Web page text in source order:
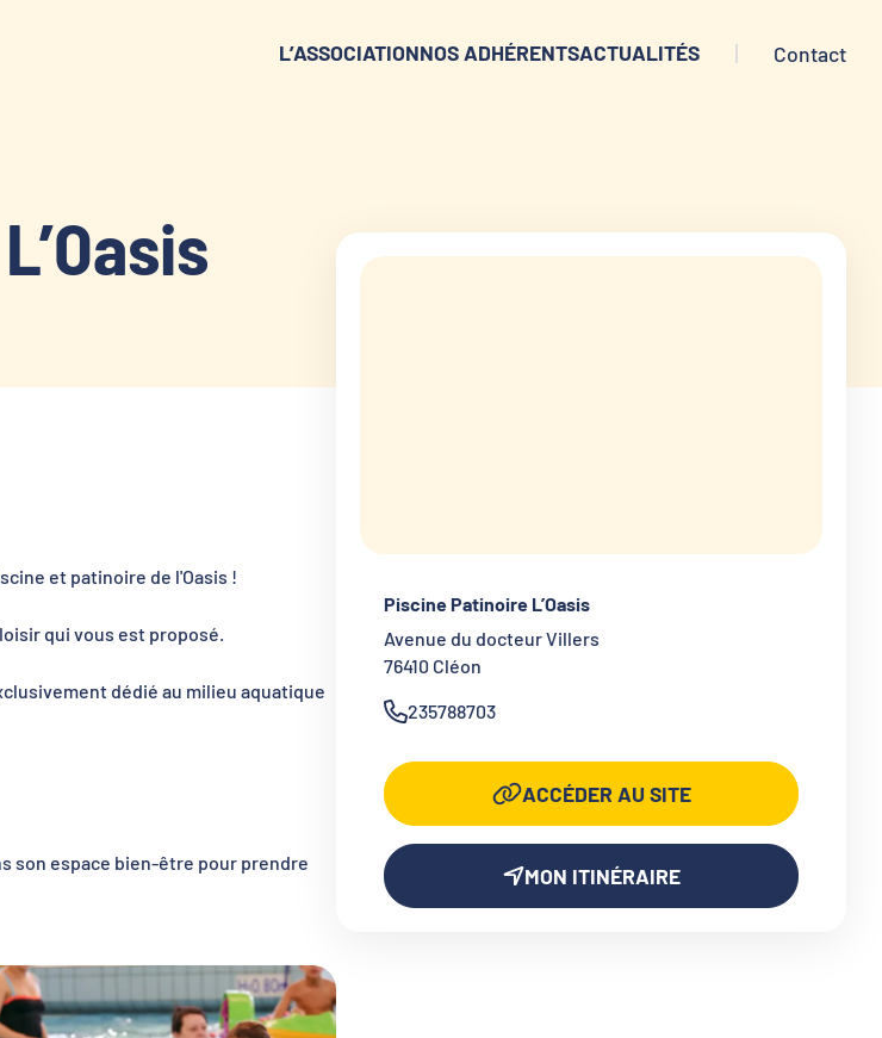
L’ASSOCIATIONNOS ADHÉRENTSACTUALITÉS Contact
et patinoire de l'Oasis !
qui vous est proposé.
dédié au milieu aquatique
son espace bien-être pour prendre
Piscine Patinoire L’Oasis
Avenue du docteur Villers
76410 Cléon
235788703
ACCÉDER AU SITE
MON ITINÉRAIRE